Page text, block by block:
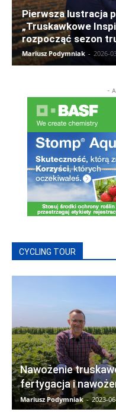
Pierwsza lustracja
„Truskawkowe
rozpocząć sezon
Mariusz Podymniak - 2026-
-
CYCLING TOUR
Nawożenie
fertygacja i
Mariusz Podymniak - 2023-